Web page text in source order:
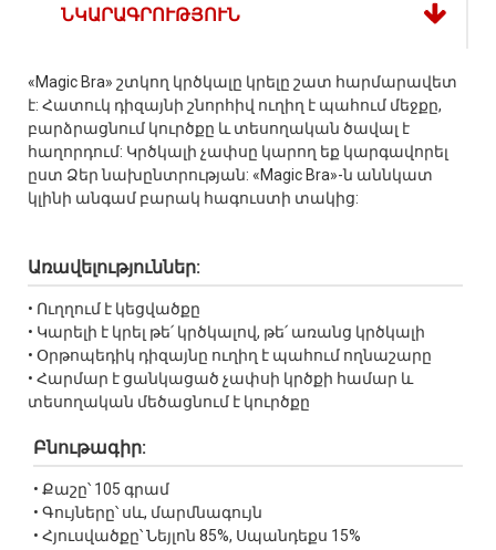
ՆԿԱՐԱԳՐՈՒԹՅՈՒՆ
«Magic Bra» շտկող կրծկալը կրելը շատ հարմարավետ
է: Հատուկ դիզայնի շնորհիվ ուղիղ է պահում մեջքը,
բարձրացնում կուրծքը և տեսողական ծավալ է
հաղորդում: Կրծկալի չափսը կարող եք կարգավորել
ըստ Ձեր նախընտրության: «Magic Bra»-ն աննկատ
կլինի անգամ բարակ հագուստի տակից:
Առավելություններ:
• Ուղղում է կեցվածքը
• Կարելի է կրել թե՛ կրծկալով, թե՛ առանց կրծկալի
• Օրթոպեդիկ դիզայնը ուղիղ է պահում ողնաշարը
• Հարմար է ցանկացած չափսի կրծքի համար և
տեսողական մեծացնում է կուրծքը
Բնութագիր:
• Քաշը՝ 105 գրամ
• Գույները՝ սև, մարմնագույն
• Հյուսվածքը՝ Նեյլոն 85%, Սպանդեքս 15%